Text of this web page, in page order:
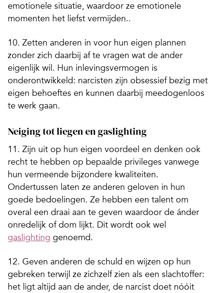
emotionele situatie, waardoor ze emotionele
momenten het liefst vermijden..
10. Zetten anderen in voor hun eigen plannen
zonder zich daarbij af te vragen wat de ander
eigenlijk wil. Hun inlevingsvermogen is
onderontwikkeld: narcisten zijn obsessief bezig met
eigen behoeftes en kunnen daarbij meedogenloos
te werk gaan.
Neiging tot liegen en gaslighting
11. Zijn uit op hun eigen voordeel en denken ook
recht te hebben op bepaalde privileges vanwege
hun vermeende bijzondere kwaliteiten.
Ondertussen laten ze anderen geloven in hun
goede bedoelingen. Ze hebben een talent om
overal een draai aan te geven waardoor de ánder
onredelijk of dom lijkt. Dit wordt ook wel
gaslighting genoemd.
12. Geven anderen de schuld en wijzen op hun
gebreken terwijl ze zichzelf zien als een slachtoffer:
het ligt altijd aan de ander, de narcist doet nóóit